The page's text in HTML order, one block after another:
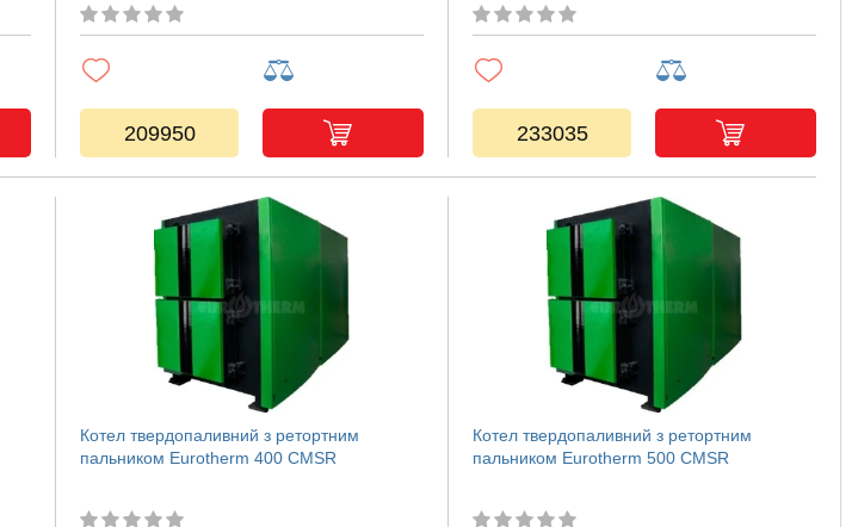
209950 233035
Котел твердопаливний з ретортним
пальником Eurotherm 400 CMSR
Котел твердопаливний з ретортним
пальником Eurotherm 500 CMSR